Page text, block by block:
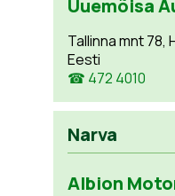
Uuemõisa
Tallinna mnt 78,
Eesti
☎ 472 4010
Narva
Albion